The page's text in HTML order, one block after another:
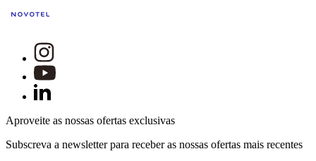
Aproveite as nossas ofertas exclusivas
Subscreva a newsletter para receber as nossas ofertas mais recentes